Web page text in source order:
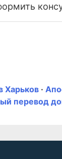
Харьков ·
перевод